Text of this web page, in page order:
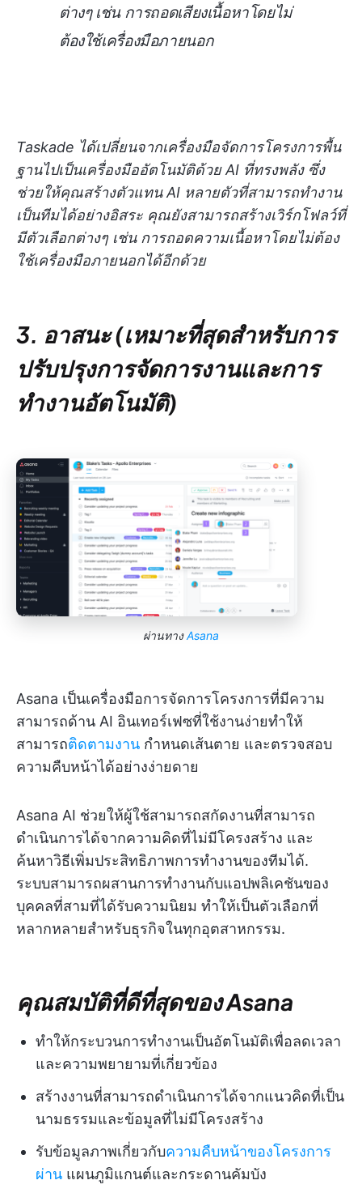
ต่างๆ เช่น การถอดเสียงเนื้อหาโดยไม่
ต้องใช้เครื่องมือภายนอก
Taskade ได้เปลี่ยนจากเครื่องมือจัดการโครงการพื้น
ฐานไปเป็นเครื่องมืออัตโนมัติด้วย AI ที่ทรงพลัง ซึ่ง
ช่วยให้คุณสร้างตัวแทน AI หลายตัวที่สามารถทำงาน
เป็นทีมได้อย่างอิสระ คุณยังสามารถสร้างเวิร์กโฟลว์ที่
มีตัวเลือกต่างๆ เช่น การถอดความเนื้อหาโดยไม่ต้อง
ใช้เครื่องมือภายนอกได้อีกด้วย
3. อาสนะ (เหมาะที่สุดสำหรับการ
ปรับปรุงการจัดการงานและการ
ทำงานอัตโนมัติ)
ผ่านทางAsana
Asana เป็นเครื่องมือการจัดการโครงการที่มีความ
สามารถด้าน AI อินเทอร์เฟซที่ใช้งานง่ายทำให้
สามารถติดตามงาน กำหนดเส้นตาย และตรวจสอบ
ความคืบหน้าได้อย่างง่ายดาย
Asana AI ช่วยให้ผู้ใช้สามารถสกัดงานที่สามารถ
ดำเนินการได้จากความคิดที่ไม่มีโครงสร้าง และ
ค้นหาวิธีเพิ่มประสิทธิภาพการทำงานของทีมได้.
ระบบสามารถผสานการทำงานกับแอปพลิเคชันของ
บุคคลที่สามที่ได้รับความนิยม ทำให้เป็นตัวเลือกที่
หลากหลายสำหรับธุรกิจในทุกอุตสาหกรรม.
คุณสมบัติที่ดีที่สุดของ Asana
ทำให้กระบวนการทำงานเป็นอัตโนมัติเพื่อลดเวลา
และความพยายามที่เกี่ยวข้อง
สร้างงานที่สามารถดำเนินการได้จากแนวคิดที่เป็น
นามธรรมและข้อมูลที่ไม่มีโครงสร้าง
รับข้อมูลภาพเกี่ยวกับความคืบหน้าของโครงการ
ผ่าน แผนภูมิแกนต์และกระดานคัมบัง